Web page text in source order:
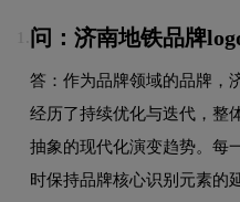
问：济南地铁品牌
答：作为品牌领域的品牌，
经历了持续优化与迭代，整
抽象的现代化演变趋势。每
时保持品牌核心识别元素的